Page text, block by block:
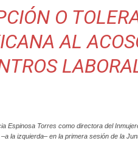
O
AL
Espinosa Torres como directora del
la izquierda– en la primera sesión de la